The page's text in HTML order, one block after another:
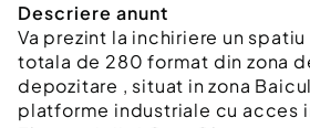
Descriere anunt
Va prezint la inchiriere un
totala de 280 format din zona
depozitare , situat in zona
platforme industriale cu acces